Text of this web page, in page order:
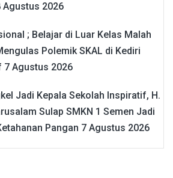
Agustus 2026
; Belajar di Luar Kelas Malah
Polemik SKAL di Kediri
7 Agustus 2026
Jadi Kepala Sekolah Inspiratif, H.
Sulap SMKN 1 Semen Jadi
Pangan 7 Agustus 2026